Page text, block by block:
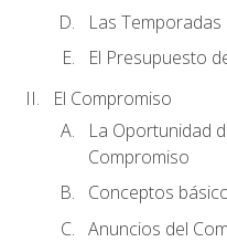
Las
El Presupuesto
El Compromiso
La Oportunidad
Compromiso
Conceptos
Anuncios del